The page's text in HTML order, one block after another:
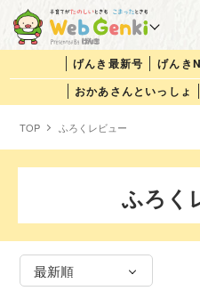
げんき最新号 げんき
おかあさんといっしょ
TOP ふろくレビュー
ふろく